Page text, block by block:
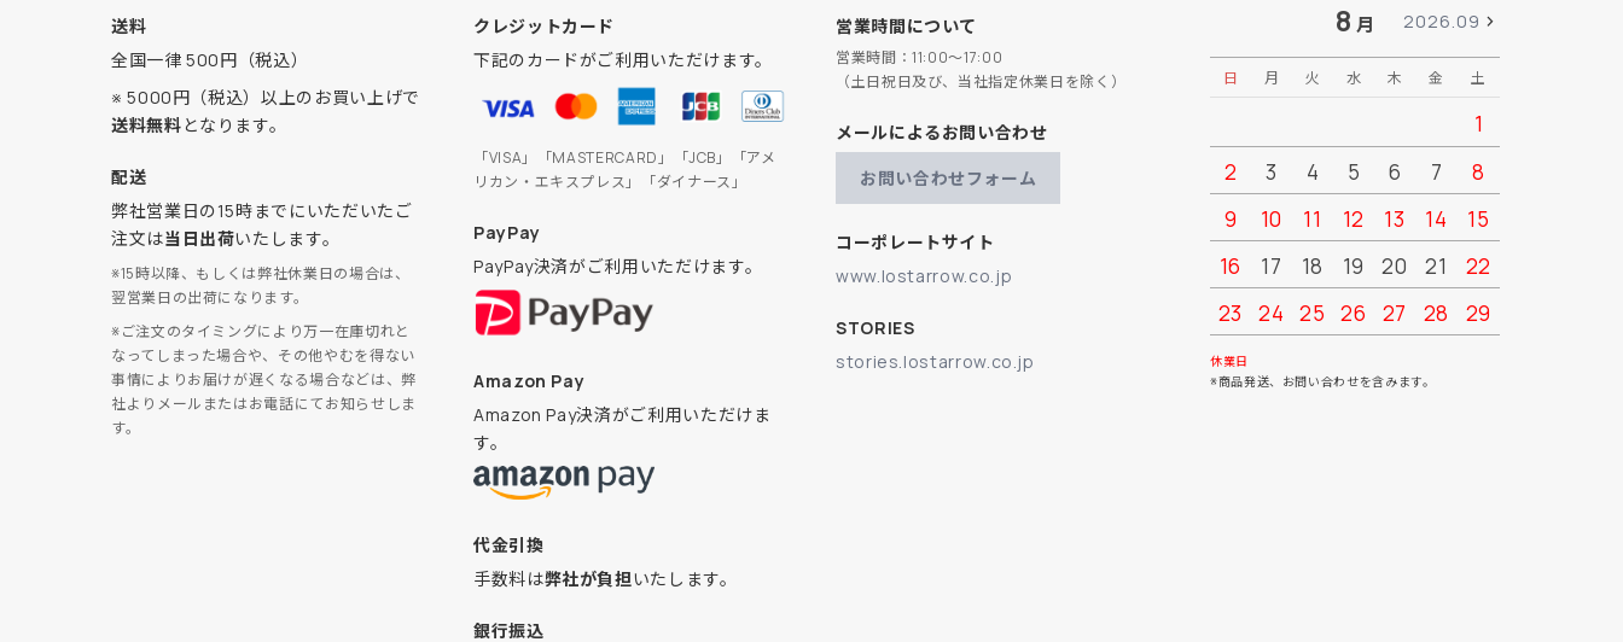
送料
全国一律 500円（税込）
※ 5000円（税込）以上のお買い上げで
送料無料となります。
配送
弊社営業日の15時までにいただいたご
注文は当日出荷いたします。
※15時以降、もしくは弊社休業日の場合は、
翌営業日の出荷になります。
※ご注文のタイミングにより万一在庫切れと
なってしまった場合や、その他やむを得ない
事情によりお届けが遅くなる場合などは、弊
社よりメールまたはお電話にてお知らせしま
す。
クレジットカード
下記のカードがご利用いただけます。
「VISA」「MASTERCARD」「JCB」「アメ
リカン・エキスプレス」「ダイナース」
PayPay
PayPay決済がご利用いただけます。
Amazon Pay
Amazon Pay決済がご利用いただけま
す。
代金引換
手数料は弊社が負担いたします。
銀行振込
営業時間について
営業時間：11:00～17:00
（土日祝日及び、当社指定休業日を除く）
メールによるお問い合わせ
お問い合わせフォーム
コーポレートサイト
www.lostarrow.co.jp
STORIES
stories.lostarrow.co.jp
8 月 2026.09
日 月 火 水 木 金 土
1
2
3 4 5 6 7
8
9
10 11 12 13 14
15
16
17 18 19 20 21
22
23
24 25 26 27 28
29
30
休業日
※商品発送、お問い合わせを含みます。